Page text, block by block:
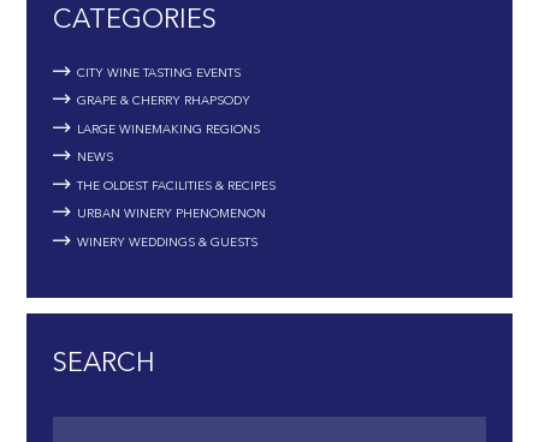
CATEGORIES
CITY WINE TASTING EVENTS
GRAPE & CHERRY RHAPSODY
LARGE WINEMAKING REGIONS
NEWS
THE OLDEST FACILITIES & RECIPES
URBAN WINERY PHENOMENON
WINERY WEDDINGS & GUESTS
SEARCH